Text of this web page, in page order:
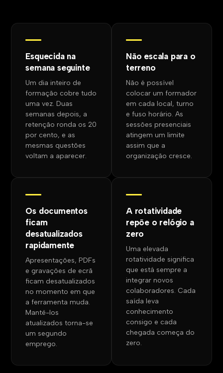
Esquecida na
semana seguinte
Um dia inteiro de
formação cobre tudo
uma vez. Duas
semanas depois, a
retenção ronda os 20
por cento, e as
mesmas questões
voltam a aparecer.
Não escala para o
terreno
Não é possível
colocar um formador
em cada local, turno
e fuso horário. As
sessões presenciais
atingem um limite
assim que a
organização cresce.
Os documentos
ficam
desatualizados
rapidamente
Apresentações, PDFs
e gravações de ecrã
ficam desatualizados
no momento em que
a ferramenta muda.
Mantê-los
atualizados torna-se
um segundo
emprego.
A rotatividade
repõe o relógio a
zero
Uma elevada
rotatividade significa
que está sempre a
integrar novos
colaboradores. Cada
saída leva
conhecimento
consigo e cada
chegada começa do
zero.